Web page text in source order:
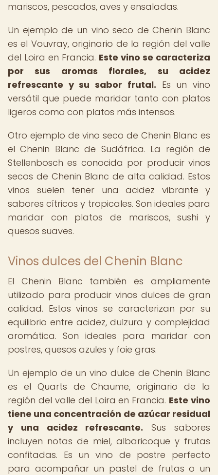
mariscos, pescados, aves y ensaladas.
Un ejemplo de un vino seco de Chenin Blanc
es el Vouvray, originario de la región del valle
del Loira en Francia. Este vino se caracteriza
por sus aromas florales, su acidez
refrescante y su sabor frutal. Es un vino
versátil que puede maridar tanto con platos
ligeros como con platos más intensos.
Otro ejemplo de vino seco de Chenin Blanc es
el Chenin Blanc de Sudáfrica. La región de
Stellenbosch es conocida por producir vinos
secos de Chenin Blanc de alta calidad. Estos
vinos suelen tener una acidez vibrante y
sabores cítricos y tropicales. Son ideales para
maridar con platos de mariscos, sushi y
quesos suaves.
Vinos dulces del Chenin Blanc
El Chenin Blanc también es ampliamente
utilizado para producir vinos dulces de gran
calidad. Estos vinos se caracterizan por su
equilibrio entre acidez, dulzura y complejidad
aromática. Son ideales para maridar con
postres, quesos azules y foie gras.
Un ejemplo de un vino dulce de Chenin Blanc
es el Quarts de Chaume, originario de la
región del valle del Loira en Francia. Este vino
tiene una concentración de azúcar residual
y una acidez refrescante. Sus sabores
incluyen notas de miel, albaricoque y frutas
confitadas. Es un vino de postre perfecto
para acompañar un pastel de frutas o un